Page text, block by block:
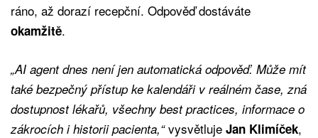
ráno, až dorazí recepční. Odpověď dostáváte
okamžitě.
„AI agent dnes není jen automatická odpověď. Může mít
také bezpečný přístup ke kalendáři v reálném čase, zná
dostupnost lékařů, všechny best practices, informace o
zákrocích i historii pacienta,“vysvětluje Jan Klimíček,